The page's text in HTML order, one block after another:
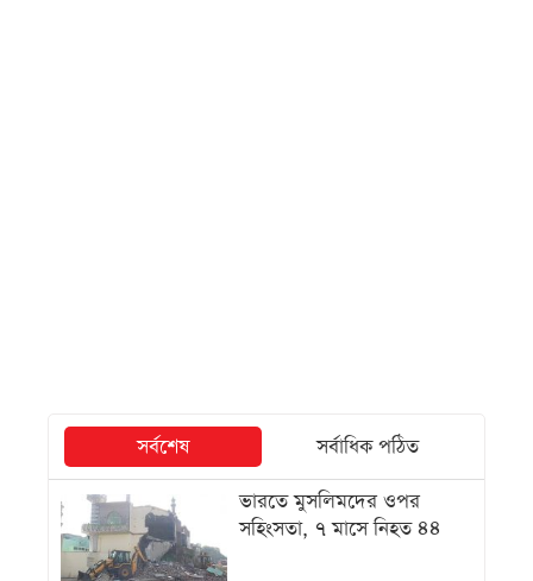
সর্বশেষ
সর্বাধিক পঠিত
ভারতে মুসলিমদের ওপর
সহিংসতা, ৭ মাসে নিহত ৪৪